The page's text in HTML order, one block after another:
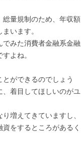
量規制のため、年収額
います。
みた消費者金融系金融
よね。
ができるのでしょう
着目してほしいのがユ
増えてきていますし、
をするところがあるく